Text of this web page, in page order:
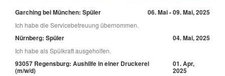
Garching bei München: Spüler 06. Mai - 09. Mai, 2025
Ich habe die Servicebetreuung übernommen.
Nürnberg: Spüler 04. Mai, 2025
Ich habe als Spülkraft ausgeholfen.
93057 Regensburg: Aushilfe in einer Druckerei
(m/w/d)
01. Apr,
2025